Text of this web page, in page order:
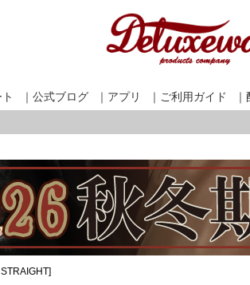
｜公式ブログ ｜アプリ ｜ご利用ガイド